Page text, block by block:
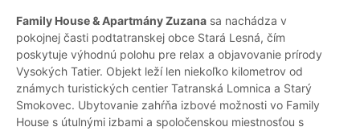
Family House & Apartmány Zuzana sa nachádza v
pokojnej časti podtatranskej obce Stará Lesná, čím
poskytuje výhodnú polohu pre relax a objavovanie prírody
Vysokých Tatier. Objekt leží len niekoľko kilometrov od
známych turistických centier Tatranská Lomnica a Starý
Smokovec. Ubytovanie zahŕňa izbové možnosti vo Family
House s útulnými izbami a spoločenskou miestnosťou s